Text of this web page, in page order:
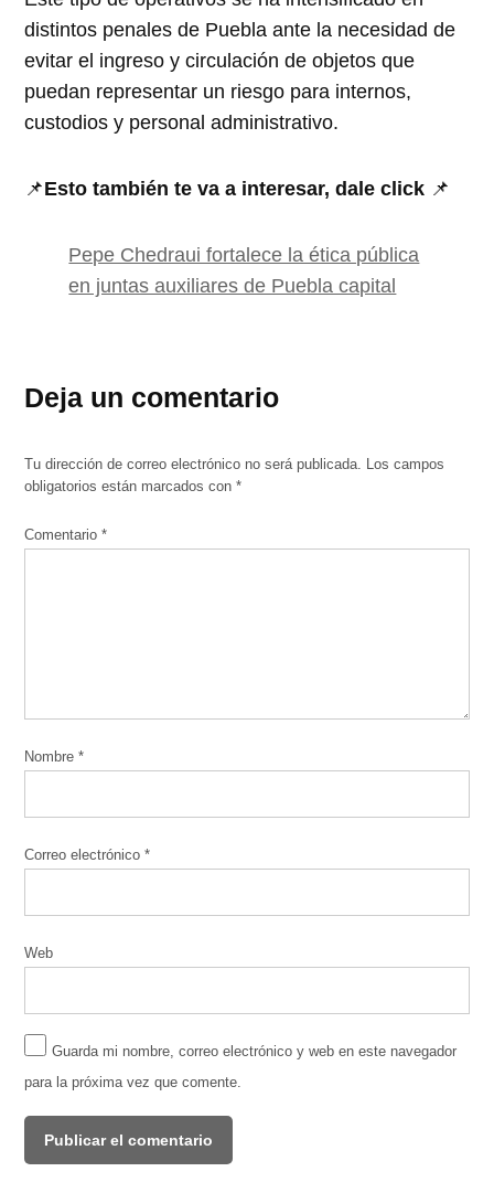
distintos penales de Puebla ante la necesidad de
evitar el ingreso y circulación de objetos que
puedan representar un riesgo para internos,
custodios y personal administrativo.
📌Esto también te va a interesar, dale click 📌
Pepe Chedraui fortalece la ética pública
en juntas auxiliares de Puebla capital
Deja un comentario
Tu dirección de correo electrónico no será publicada. Los campos
obligatorios están marcados con*
Comentario*
Nombre*
Correo electrónico*
Web
Guarda mi nombre, correo electrónico y web en este navegador
para la próxima vez que comente.